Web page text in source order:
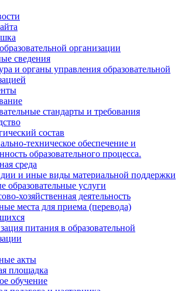
организации
сведения
и органы управления образовательной
стандарты и требования
состав
техническое обеспечение и
образовательного процесса.
среда
и иные виды материальной поддержки
образовательные услуги
хозяйственная деятельность
места для приема (перевода)
питания в образовательной
акты
площадка
обучение